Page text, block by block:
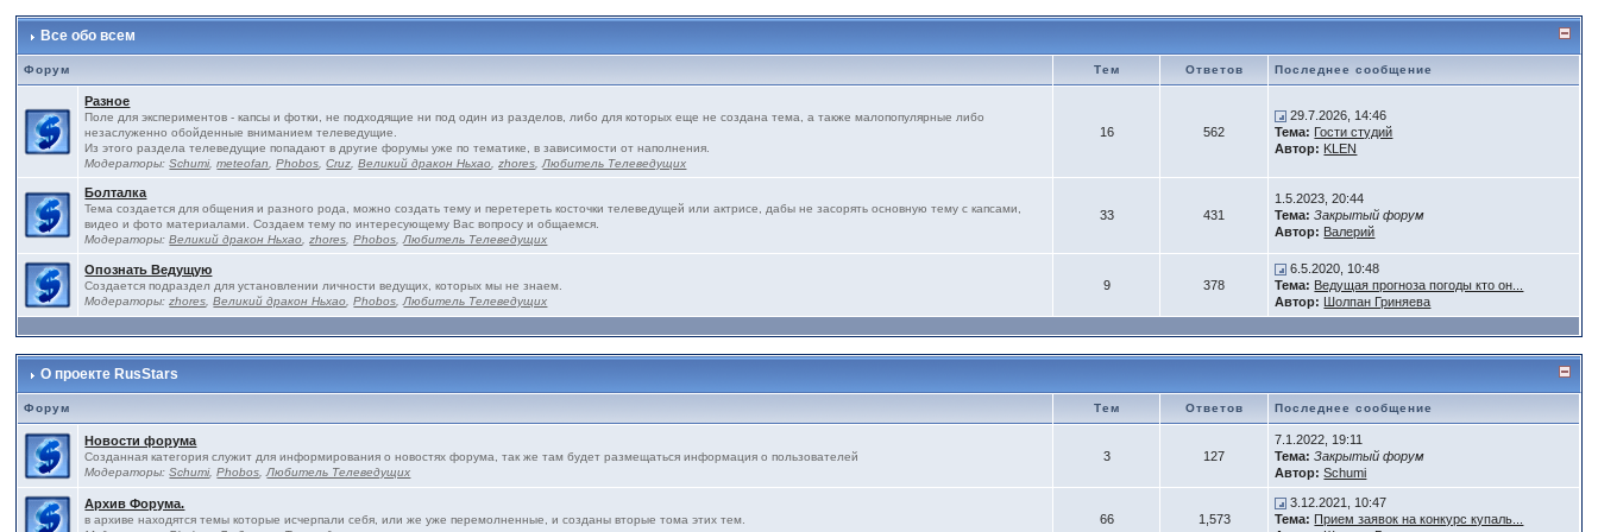
Все обо всем
Форум Тем Ответов Последнее сообщение
Разное
Поле для экспериментов - капсы и фотки, не подходящие ни под один из разделов, либо для которых еще не создана тема, а также малопопулярные либо
незаслуженно обойденные вниманием телеведущие.
Из этого раздела телеведущие попадают в другие форумы уже по тематике, в зависимости от наполнения.
Модераторы:Schumi,meteofan,Phobos,Cruz,Великий дракон Ньхао,zhores,Любитель Телеведущих
16 562
29.7.2026, 14:46
Тема: Гости студий
Автор: KLEN
Болталка
Тема создается для общения и разного рода, можно создать тему и перетереть косточки телеведущей или актрисе, дабы не засорять основную тему с капсами,
видео и фото материалами. Создаем тему по интересующему Вас вопросу и общаемся.
Модераторы:Великий дракон Ньхао,zhores,Phobos,Любитель Телеведущих
33 431
1.5.2023, 20:44
Тема: Закрытый форум
Автор: Валерий
Опознать Ведущую
Создается подраздел для установлении личности ведущих, которых мы не знаем.
Модераторы:zhores,Великий дракон Ньхао,Phobos,Любитель Телеведущих
9 378
6.5.2020, 10:48
Тема: Ведущая прогноза погоды кто он...
Автор:
Шолпан Гриняева
О проекте RusStars
Форум Тем Ответов Последнее сообщение
Новости форума
Созданная категория служит для информирования о новостях форума, так же там будет размещаться информация о пользователей
Модераторы:Schumi,Phobos,Любитель Телеведущих
3 127
7.1.2022, 19:11
Тема: Закрытый форум
Автор: Schumi
Архив Форума.
в архиве находятся темы которые исчерпали себя, или же уже перемолненные, и созданы вторые тома этих тем.
66 1,573
3.12.2021, 10:47
Тема: Прием заявок на конкурс купаль...